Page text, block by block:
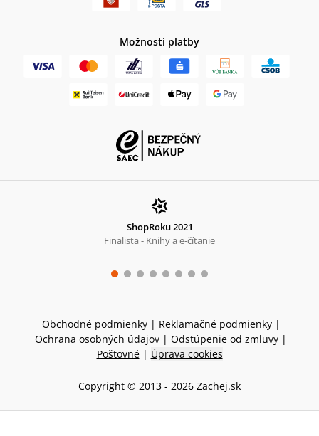
Možnosti platby
ShopRoku 2021
Finalista - Knihy a e-čítanie
Obchodné podmienky | Reklamačné podmienky |
Ochrana osobných údajov | Odstúpenie od zmluvy |
Poštovné | Úprava cookies
Copyright © 2013 - 2026 Zachej.sk